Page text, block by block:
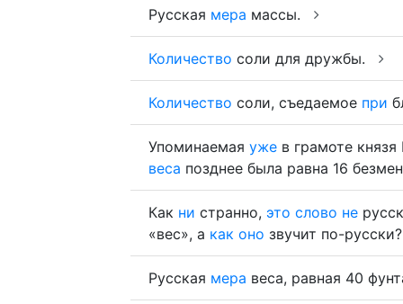
Русская мера массы.
Количество соли для дружбы.
Количество соли, съедаемое при
Упоминаемая уже в грамоте
веса позднее была равна 16
Как ни странно, это слово не
«вес», а как оно звучит по-
Русская мера веса, равная 40